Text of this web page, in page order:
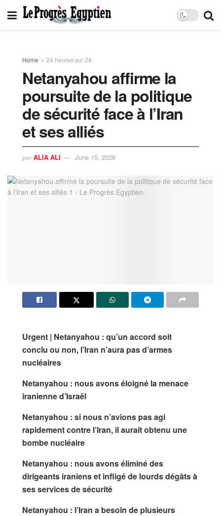
Home 24 heures sur 24
Netanyahou affirme la
poursuite de la politique
de sécurité face à l’Iran
et ses alliés
par ALIA ALI June 15, 2026
Urgent | Netanyahou : qu’un accord soit
conclu ou non, l’Iran n’aura pas d’armes
nucléaires
Netanyahou : nous avons éloigné la menace
iranienne d’Israël
Netanyahou : si nous n’avions pas agi
rapidement contre l’Iran, il aurait obtenu une
bombe nucléaire
Netanyahou : nous avons éliminé des
dirigeants iraniens et infligé de lourds dégâts à
ses services de sécurité
Netanyahou : l’Iran a besoin de plusieurs